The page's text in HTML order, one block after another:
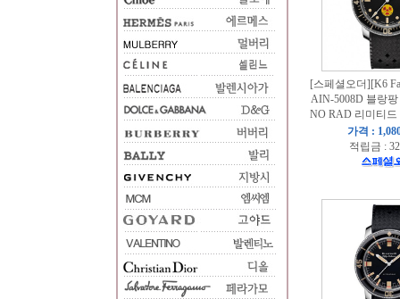
[스페셜오더][K6
AIN-5008D 블랑
NO RAD 리미티드
가격 :
적립금 :